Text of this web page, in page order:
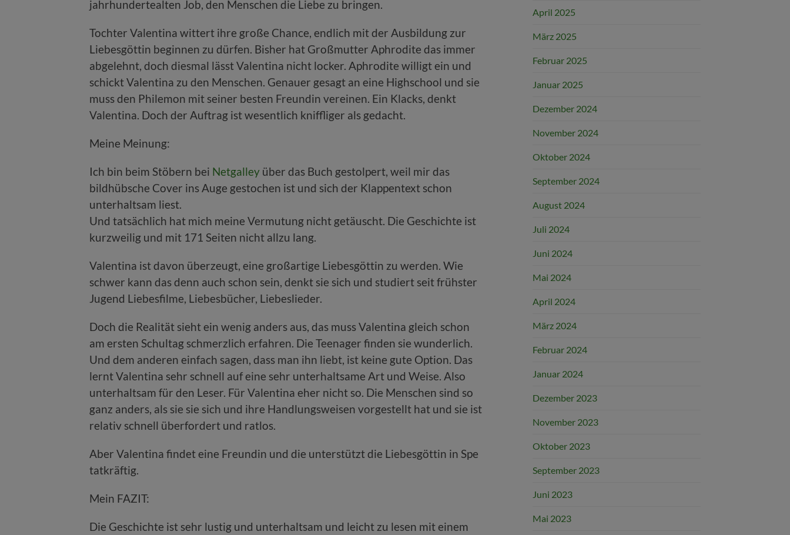
jahrhundertealten Job, den Menschen die Liebe zu bringen.
Tochter Valentina wittert ihre große Chance, endlich mit der Ausbildung zur
Liebesgöttin beginnen zu dürfen. Bisher hat Großmutter Aphrodite das immer
abgelehnt, doch diesmal lässt Valentina nicht locker. Aphrodite willigt ein und
schickt Valentina zu den Menschen. Genauer gesagt an eine Highschool und sie
muss den Philemon mit seiner besten Freundin vereinen. Ein Klacks, denkt
Valentina. Doch der Auftrag ist wesentlich kniffliger als gedacht.
Meine Meinung:
Ich bin beim Stöbern bei Netgalley über das Buch gestolpert, weil mir das
bildhübsche Cover ins Auge gestochen ist und sich der Klappentext schon
unterhaltsam liest.
Und tatsächlich hat mich meine Vermutung nicht getäuscht. Die Geschichte ist
kurzweilig und mit 171 Seiten nicht allzu lang.
Valentina ist davon überzeugt, eine großartige Liebesgöttin zu werden. Wie
schwer kann das denn auch schon sein, denkt sie sich und studiert seit frühster
Jugend Liebesfilme, Liebesbücher, Liebeslieder.
Doch die Realität sieht ein wenig anders aus, das muss Valentina gleich schon
am ersten Schultag schmerzlich erfahren. Die Teenager finden sie wunderlich.
Und dem anderen einfach sagen, dass man ihn liebt, ist keine gute Option. Das
lernt Valentina sehr schnell auf eine sehr unterhaltsame Art und Weise. Also
unterhaltsam für den Leser. Für Valentina eher nicht so. Die Menschen sind so
ganz anders, als sie sie sich und ihre Handlungsweisen vorgestellt hat und sie ist
relativ schnell überfordert und ratlos.
Aber Valentina findet eine Freundin und die unterstützt die Liebesgöttin in Spe
tatkräftig.
Mein FAZIT:
Die Geschichte ist sehr lustig und unterhaltsam und leicht zu lesen mit einem
April 2025
März 2025
Februar 2025
Januar 2025
Dezember 2024
November 2024
Oktober 2024
September 2024
August 2024
Juli 2024
Juni 2024
Mai 2024
April 2024
März 2024
Februar 2024
Januar 2024
Dezember 2023
November 2023
Oktober 2023
September 2023
Juni 2023
Mai 2023